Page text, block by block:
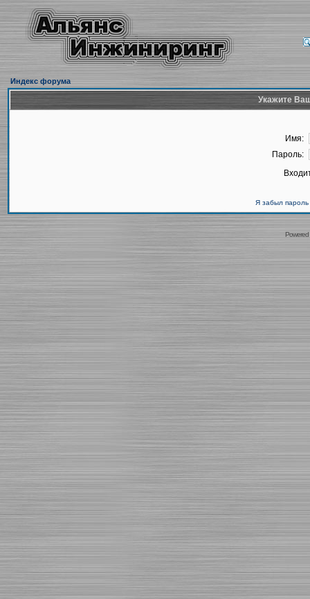
Индекс форума
Укажите
Имя:
Пароль:
Я забыл пароль